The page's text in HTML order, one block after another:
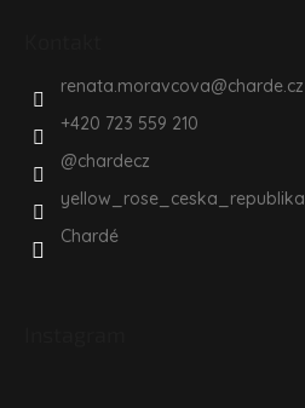
renata.moravcova@charde.cz
+420 723 559 210
@chardecz
yellow_rose_ceska_republika
Chardé